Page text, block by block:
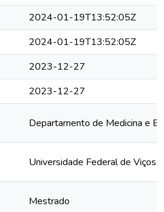
2024-01-19T13:52:05Z
2024-01-19T13:52:05Z
2023-12-27
2023-12-27
Departamento de Medicina e
Universidade Federal de Viçosa
Mestrado